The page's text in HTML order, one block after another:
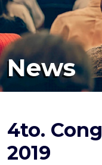
News
4to.
2019